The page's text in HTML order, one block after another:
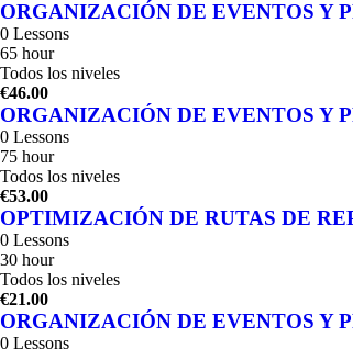
ORGANIZACIÓN DE EVENTOS Y
0 Lessons
65 hour
Todos los niveles
€46.00
ORGANIZACIÓN DE EVENTOS Y
0 Lessons
75 hour
Todos los niveles
€53.00
OPTIMIZACIÓN DE RUTAS DE
0 Lessons
30 hour
Todos los niveles
€21.00
ORGANIZACIÓN DE EVENTOS Y
0 Lessons